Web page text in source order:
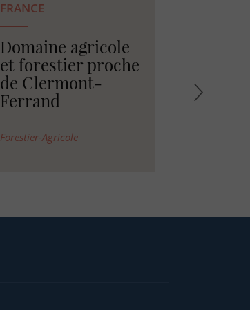
FRANCE
Propriété rurale
avec bâtis et étang
en Charente
BATI